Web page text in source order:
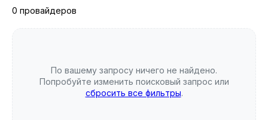
0 провайдеров
По вашему запросу ничего не найдено.
Попробуйте изменить поисковый запрос или
сбросить все фильтры.